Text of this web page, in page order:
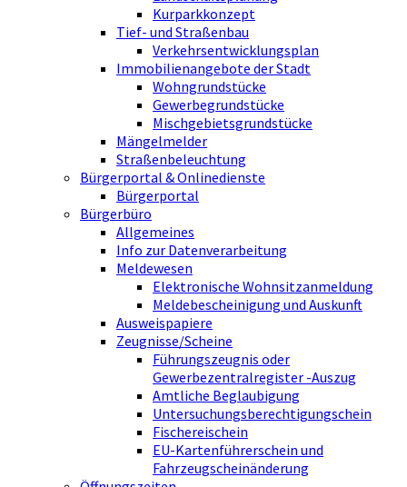
Kurparkkonzept
Tief- und Straßenbau
Verkehrsentwicklungsplan
Immobilienangebote der Stadt
Wohngrundstücke
Gewerbegrundstücke
Mischgebietsgrundstücke
Mängelmelder
Straßenbeleuchtung
Bürgerportal & Onlinedienste
Bürgerportal
Bürgerbüro
Allgemeines
Info zur Datenverarbeitung
Meldewesen
Elektronische Wohnsitzanmeldung
Meldebescheinigung und Auskunft
Ausweispapiere
Zeugnisse/Scheine
Führungszeugnis oder
Gewerbezentralregister -Auszug
Amtliche Beglaubigung
Untersuchungsberechtigungschein
Fischereischein
EU-Kartenführerschein und
Fahrzeugscheinänderung